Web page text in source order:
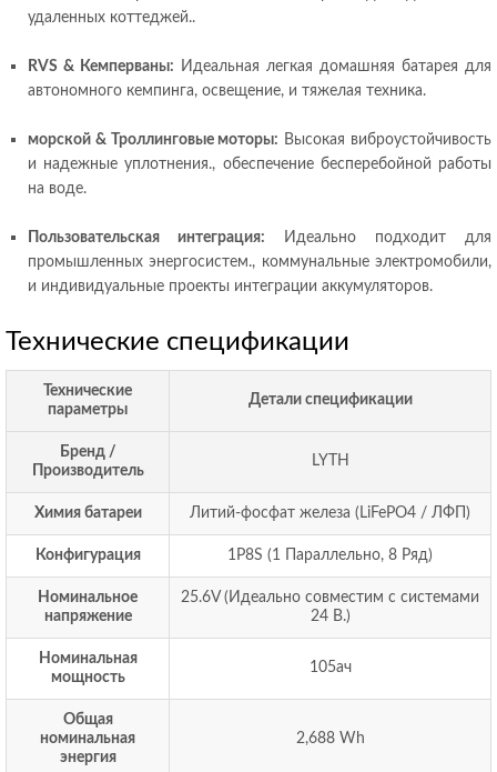
удаленных коттеджей..
RVS & Кемперваны: Идеальная легкая домашняя батарея для
автономного кемпинга, освещение, и тяжелая техника.
морской & Троллинговые моторы: Высокая виброустойчивость
и надежные уплотнения., обеспечение бесперебойной работы
на воде.
Пользовательская интеграция: Идеально подходит для
промышленных энергосистем., коммунальные электромобили,
и индивидуальные проекты интеграции аккумуляторов.
Технические спецификации
Технические
параметры
Детали спецификации
Бренд /
Производитель
LYTH
Химия батареи Литий-фосфат железа (LiFePO4 / ЛФП)
Конфигурация 1P8S (1 Параллельно, 8 Ряд)
Номинальное
напряжение
25.6V (Идеально совместим с системами
24 В.)
Номинальная
мощность
105ач
Общая
номинальная
энергия
2,688 Wh